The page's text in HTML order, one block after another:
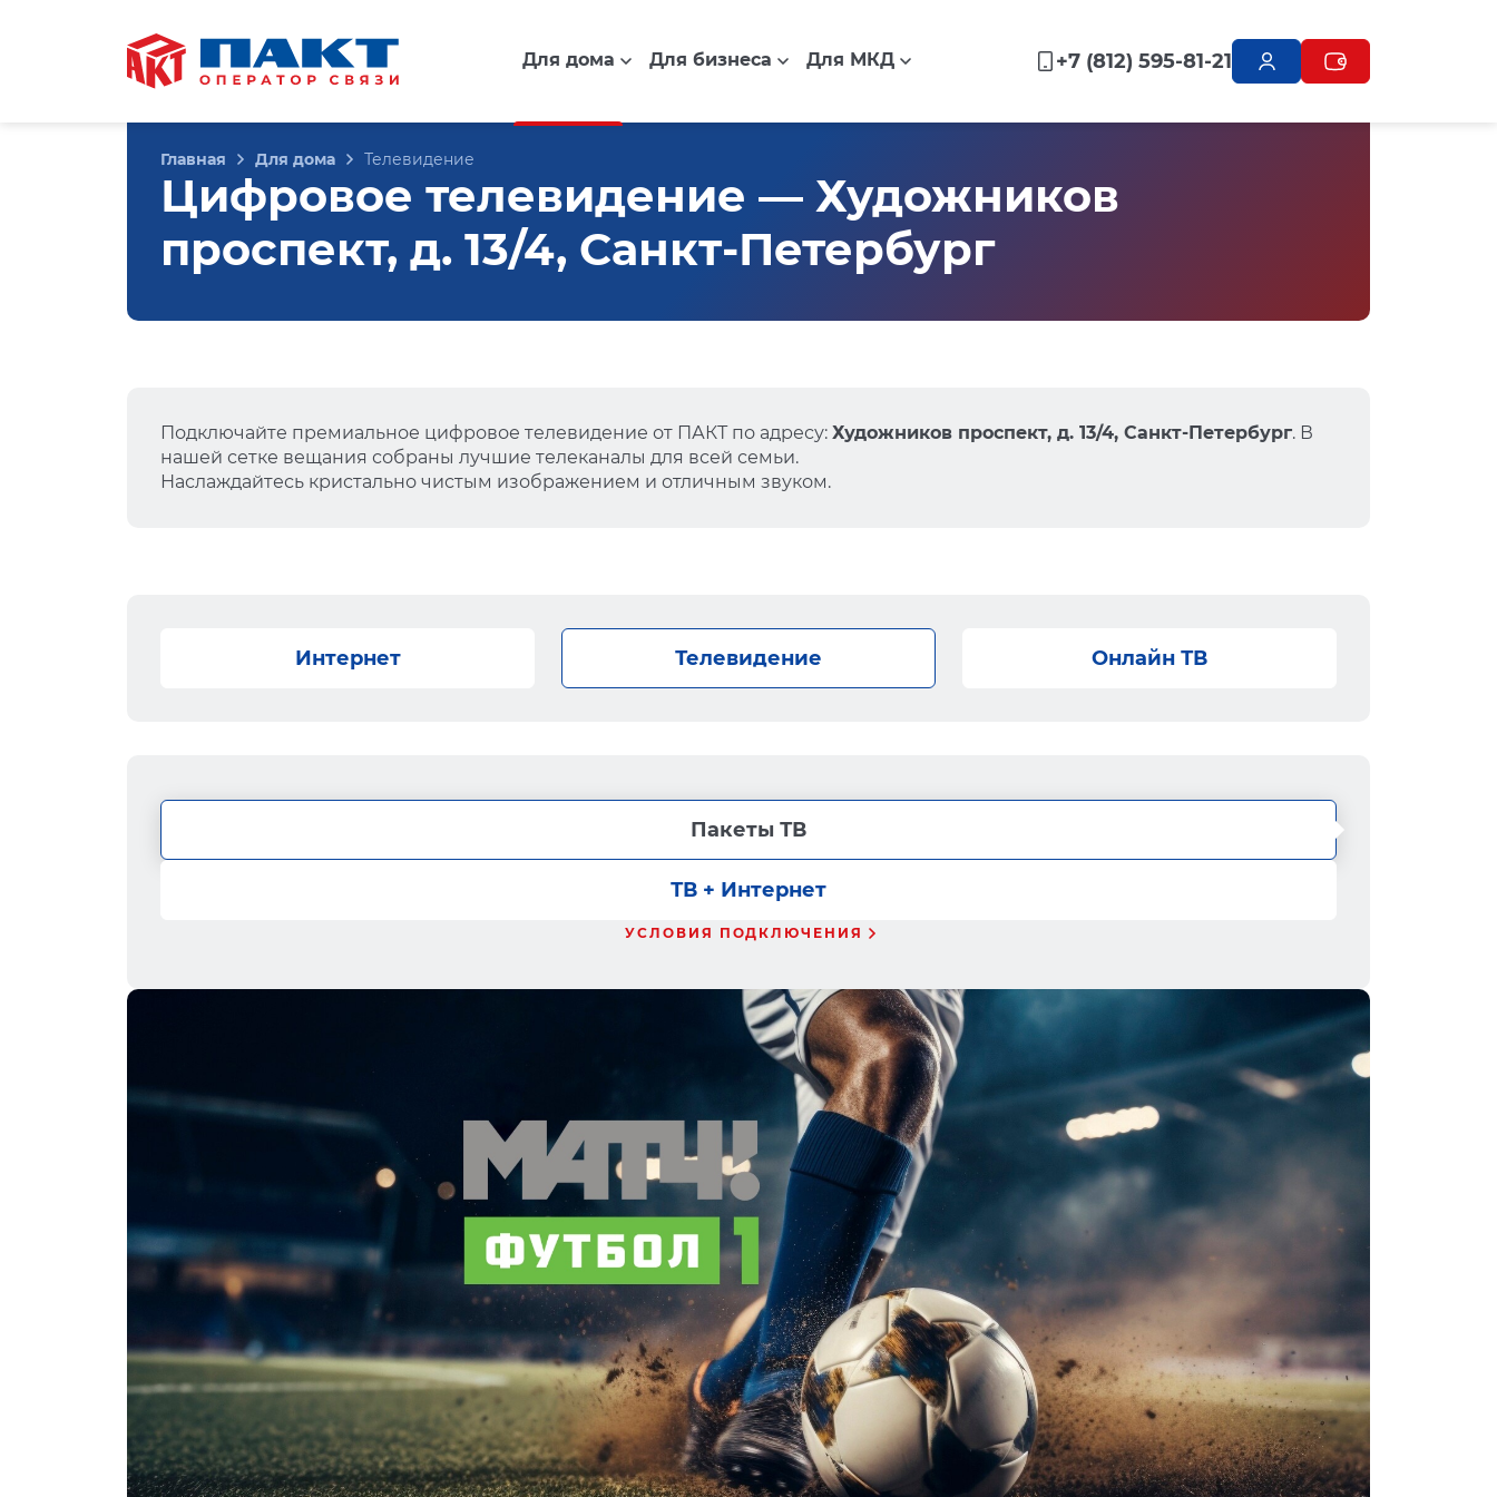
Для дома Для бизнеса Для МКД +7 (812) 595-81-21
Главная Для дома Телевидение
Цифровое телевидение — Художников
проспект, д. 13/4, Санкт-Петербург
Подключайте премиальное цифровое телевидение от ПАКТ по адресу: Художников проспект, д. 13/4, Санкт-Петербург. В
нашей сетке вещания собраны лучшие телеканалы для всей семьи.
Наслаждайтесь кристально чистым изображением и отличным звуком.
Интернет Телевидение Онлайн ТВ
Пакеты ТВ
ТВ + Интернет
УСЛОВИЯ ПОДКЛЮЧЕНИЯ